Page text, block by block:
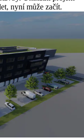
nyní může začít.